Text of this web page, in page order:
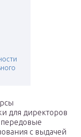
для директоров
с выдачей